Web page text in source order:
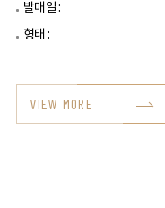
발매일 :
형태 :
VIEW MORE